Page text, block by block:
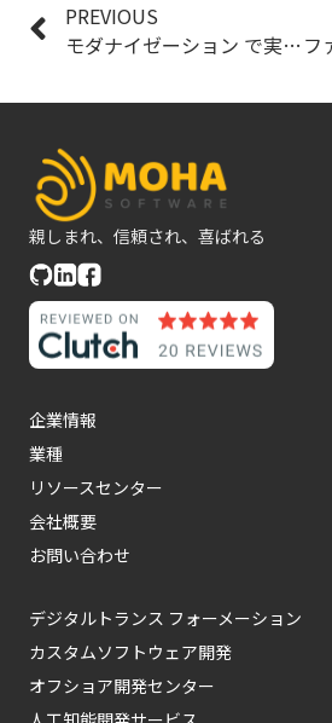
PREVIOUS
モダナイゼーション で実現するシステム刷新：DXを加速する実践ガイド
親しまれ、信頼され、喜ばれる
企業情報
業種
リソースセンター
会社概要
お問い合わせ
デジタルトランス フォーメーション
カスタムソフトウェア開発
オフショア開発センター